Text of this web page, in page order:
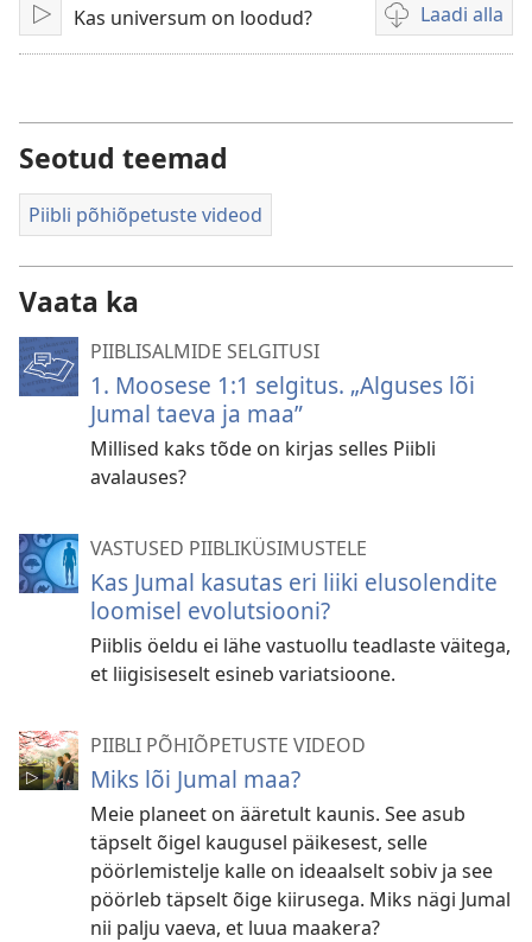
EsitaKas universum on loodud? Laadi alla
Videote
Seotud teemad
Piibli põhiõpetuste videod
Vaata ka
PIIBLISALMIDE SELGITUSI
1. Moosese 1:1 selgitus. „Alguses lõi
Jumal taeva ja maa”
Millised kaks tõde on kirjas selles Piibli
avalauses?
VASTUSED PIIBLIKÜSIMUSTELE
Kas Jumal kasutas eri liiki elusolendite
loomisel evolutsiooni?
Piiblis öeldu ei lähe vastuollu teadlaste väitega,
et liigisiseselt esineb variatsioone.
PIIBLI PÕHIÕPETUSTE VIDEOD
Miks lõi Jumal maa?
Meie planeet on ääretult kaunis. See asub
täpselt õigel kaugusel päikesest, selle
pöörlemistelje kalle on ideaalselt sobiv ja see
pöörleb täpselt õige kiirusega. Miks nägi Jumal
nii palju vaeva, et luua maakera?